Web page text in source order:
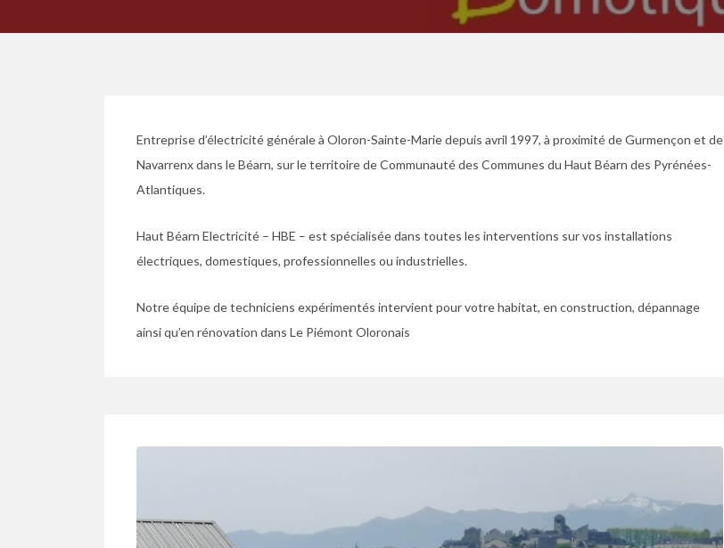
Entreprise d’électricité générale à Oloron-Sainte-Marie depuis avril 1997, à proximité de Gurmençon et de
Navarrenx dans le Béarn, sur le territoire de Communauté des Communes du Haut Béarn des Pyrénées-
Atlantiques.
Haut Béarn Electricité – HBE – est spécialisée dans toutes les interventions sur vos installations
électriques, domestiques, professionnelles ou industrielles.
Notre équipe de techniciens expérimentés intervient pour votre habitat, en construction, dépannage
ainsi qu’en rénovation dans Le Piémont Oloronais